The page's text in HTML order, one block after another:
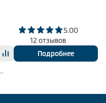
5.00
12 отзывов
Подробнее